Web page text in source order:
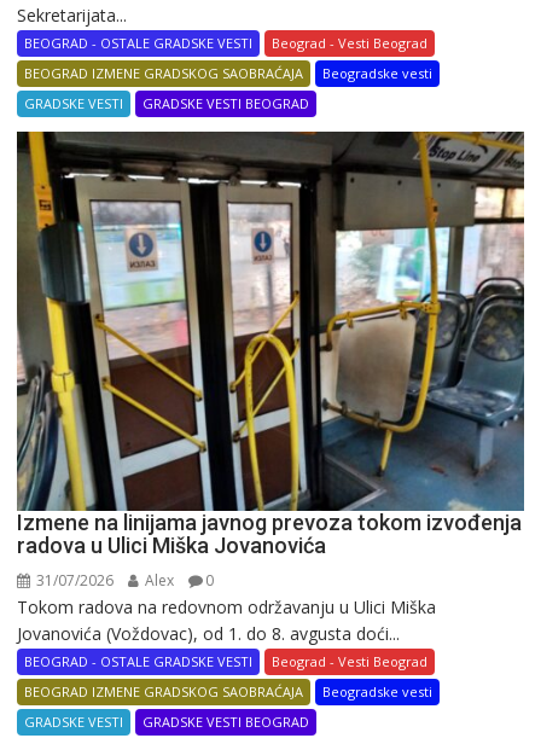
Sekretarijata...
BEOGRAD - OSTALE GRADSKE VESTI
Beograd - Vesti Beograd
BEOGRAD IZMENE GRADSKOG SAOBRAĆAJA
Beogradske vesti
GRADSKE VESTI
GRADSKE VESTI BEOGRAD
Izmene na linijama javnog prevoza tokom izvođenja
radova u Ulici Miška Jovanovića
31/07/2026 Alex 0
Tokom radova na redovnom održavanju u Ulici Miška
Jovanovića (Voždovac), od 1. do 8. avgusta doći...
BEOGRAD - OSTALE GRADSKE VESTI
Beograd - Vesti Beograd
BEOGRAD IZMENE GRADSKOG SAOBRAĆAJA
Beogradske vesti
GRADSKE VESTI
GRADSKE VESTI BEOGRAD